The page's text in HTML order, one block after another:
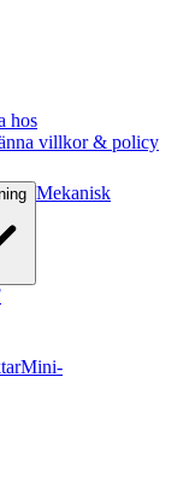
hos
villkor & policy
Mekanisk
Mini-